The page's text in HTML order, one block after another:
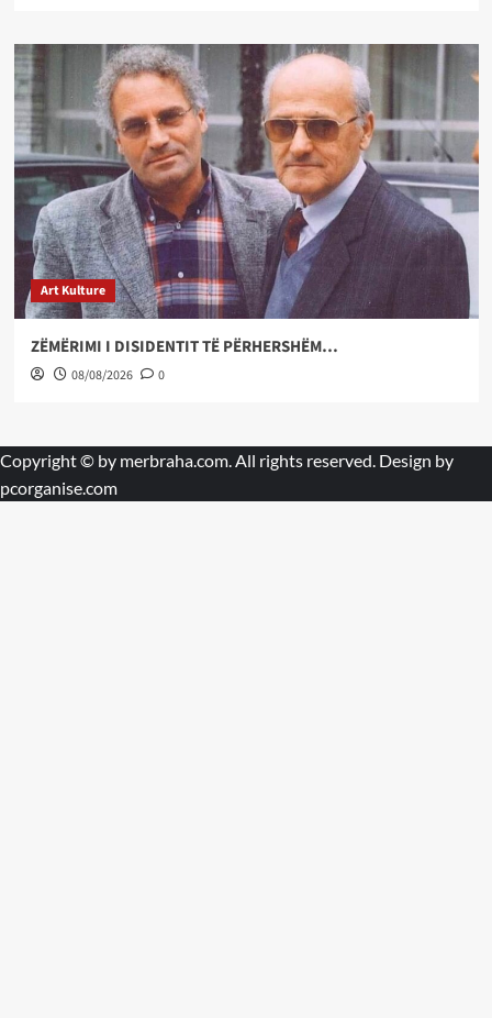
Art Kulture
ZËMËRIMI I DISIDENTIT TË PËRHERSHËM…
08/08/2026 0
Copyright © by merbraha.com. All rights reserved. Design by
pcorganise.com